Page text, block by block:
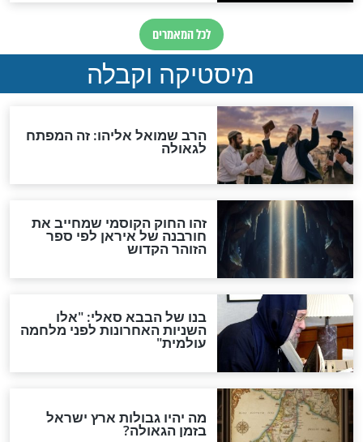
מה יהיה בימות המשיח?
"לפני הגאולה תהיה אפיקורסות
והכחשה גדולה מאוד של
האמונה"
האם לאחר בוא המשיח יהיה
אפשר לחזור בתשובה?
לכל המאמרים